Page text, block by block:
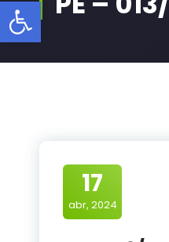
Barra de Ferramentas Aberta
17
abr, 2024